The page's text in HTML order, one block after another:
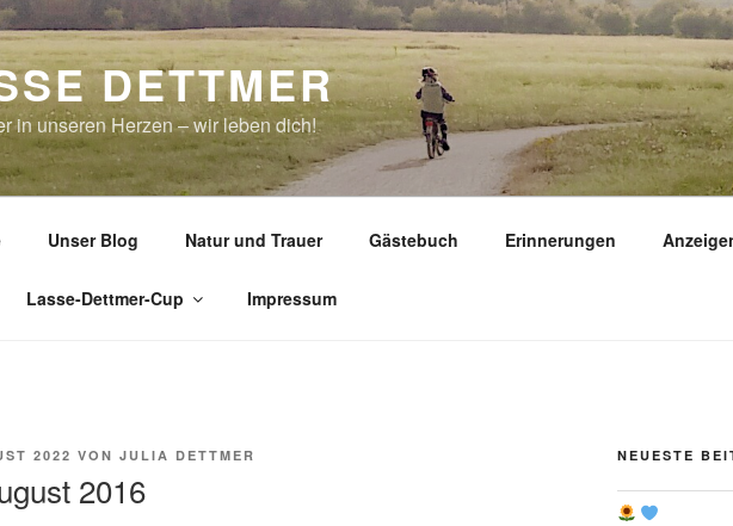
DETTMER
in unseren Herzen – wir leben dich!
Unser Blog Natur und Trauer Gästebuch Erinnerungen
Lasse-Dettmer-Cup Impressum
2022 VON JULIA DETTMER
2016
NEUESTE